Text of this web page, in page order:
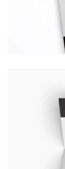
papierdikte